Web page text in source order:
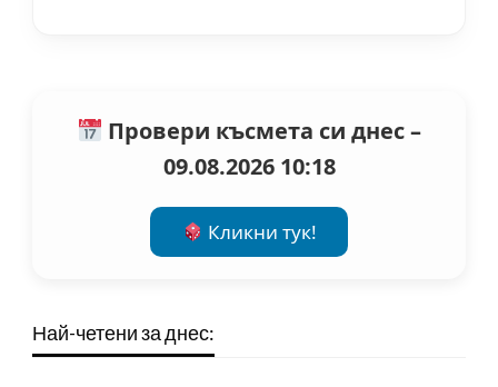
Провери късмета си днес –
09.08.2026 10:18
Кликни тук!
Най-четени за днес: